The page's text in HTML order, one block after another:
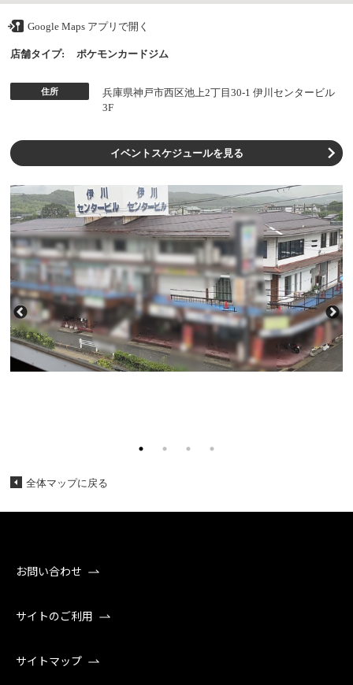
Google Maps アプリで開く
店舗タイプ: ポケモンカードジム
住所
兵庫県神戸市西区池上2丁目30-1 伊川センタービル
3F
イベントスケジュールを見る
全体マップに戻る
お問い合わせ
サイトのご利用
サイトマップ